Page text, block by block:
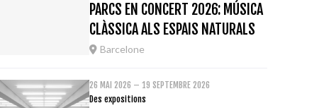
PARCS EN CONCERT 2026: MÚSICA
CLÀSSICA ALS ESPAIS NATURALS
Barcelone
26 MAI 2026 – 19 SEPTEMBRE 2026
Des expositions